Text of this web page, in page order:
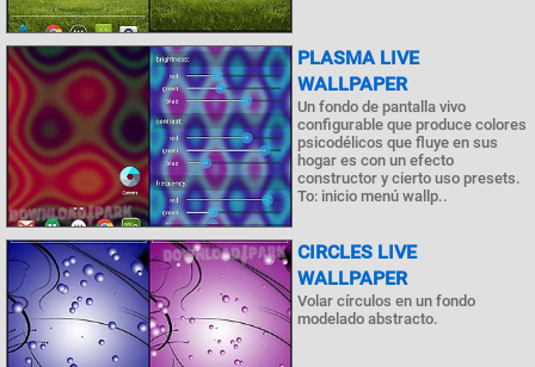
PLASMA LIVE
WALLPAPER
Un fondo de pantalla vivo
configurable que produce colores
psicodélicos que fluye en sus
hogar es con un efecto
constructor y cierto uso presets.
To: inicio menú wallp..
CIRCLES LIVE
WALLPAPER
Volar círculos en un fondo
modelado abstracto.